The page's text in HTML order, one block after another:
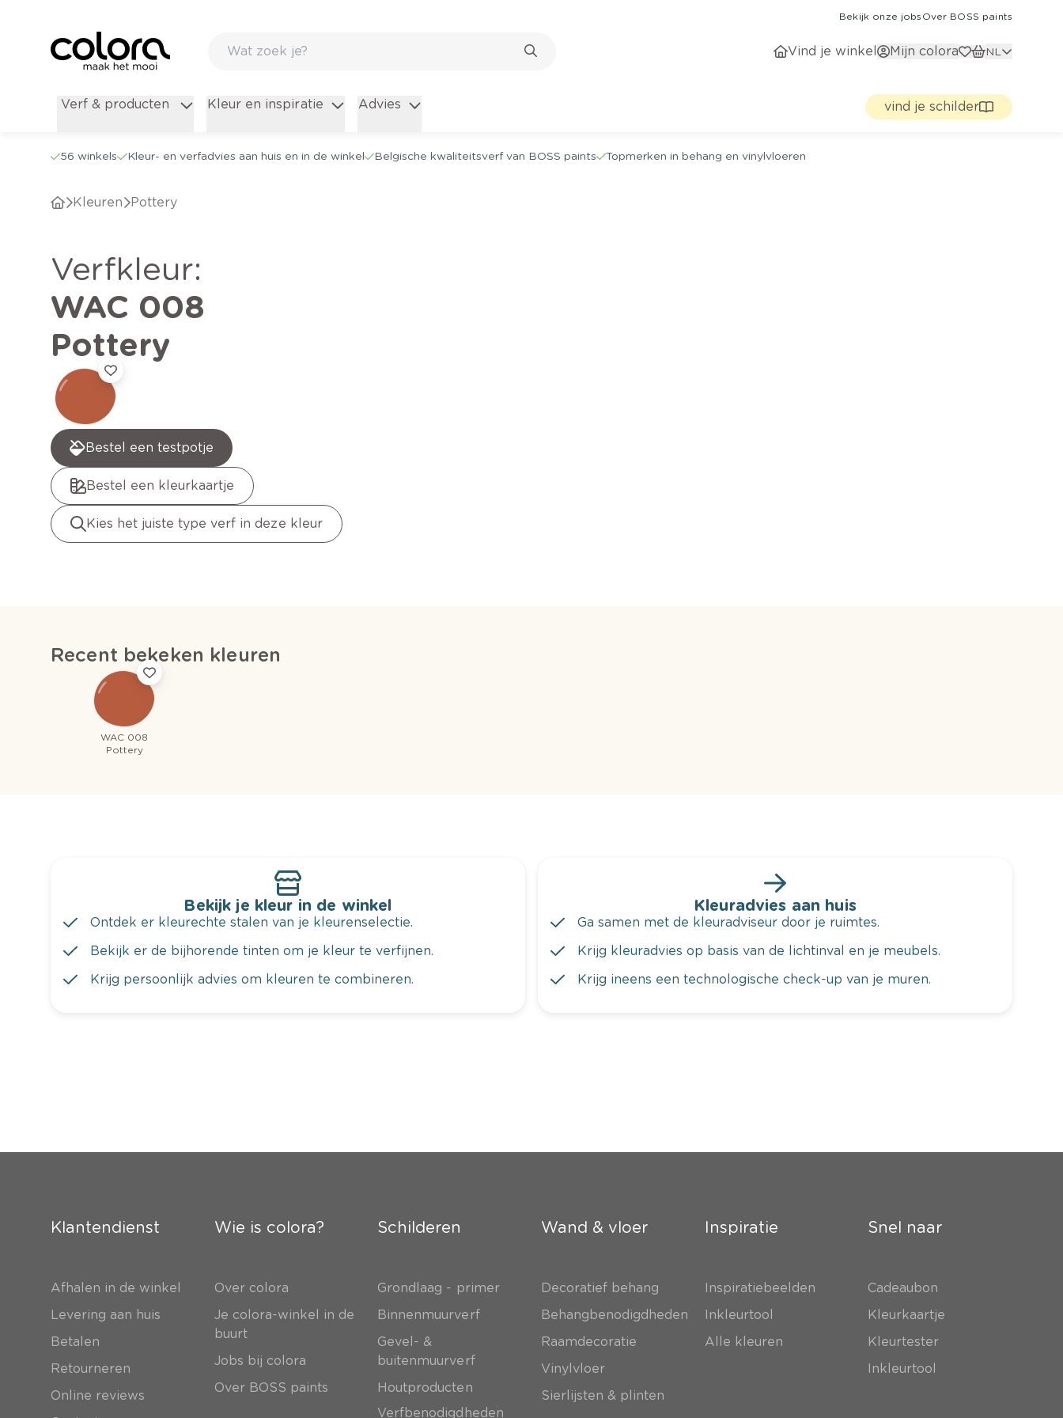
Bekijk onze jobs Over BOSS paints
Vind je winkel Mijn colora NL
Verf & producten Kleur en inspiratie Advies vind je schilder
56 winkels Kleur- en verfadvies aan huis en in de winkel Belgische kwaliteitsverf van BOSS paints Topmerken in behang en vinylvloeren
Kleuren Pottery
verfkleur:
WAC 008
Pottery
Bestel een testpotje
Bestel een kleurkaartje
Kies het juiste type verf in deze kleur
Recent bekeken kleuren
WAC 008
Pottery
Bekijk je kleur in de winkel
Ontdek er kleurechte stalen van je kleurenselectie.
Bekijk er de bijhorende tinten om je kleur te verfijnen.
Krijg persoonlijk advies om kleuren te combineren.
Kleuradvies aan huis
Ga samen met de kleuradviseur door je ruimtes.
Krijg kleuradvies op basis van de lichtinval en je meubels.
Krijg ineens een technologische check-up van je muren.
Klantendienst
Afhalen in de winkel
Levering aan huis
Betalen
Retourneren
Online reviews
Wie is colora?
Over colora
Je colora-winkel in de
buurt
Jobs bij colora
Over BOSS paints
Schilderen
Grondlaag - primer
Binnenmuurverf
Gevel- &
buitenmuurverf
Houtproducten
Verfbenodigdheden
Wand & vloer
Decoratief behang
Behangbenodigdheden
Raamdecoratie
Vinylvloer
Sierlijsten & plinten
Inspiratie
Inspiratiebeelden
Inkleurtool
Alle kleuren
Snel naar
Cadeaubon
Kleurkaartje
Kleurtester
Inkleurtool